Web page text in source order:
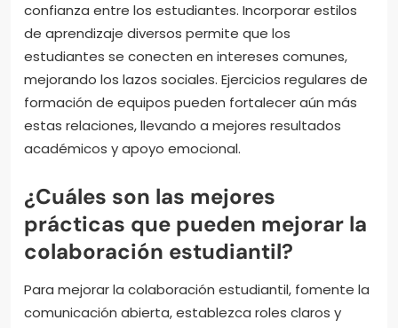
confianza entre los estudiantes. Incorporar estilos
de aprendizaje diversos permite que los
estudiantes se conecten en intereses comunes,
mejorando los lazos sociales. Ejercicios regulares de
formación de equipos pueden fortalecer aún más
estas relaciones, llevando a mejores resultados
académicos y apoyo emocional.
¿Cuáles son las mejores
prácticas que pueden mejorar la
colaboración estudiantil?
Para mejorar la colaboración estudiantil, fomente la
comunicación abierta, establezca roles claros y